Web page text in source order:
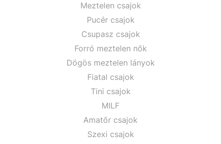
Meztelen csajok
Pucér csajok
Csupasz csajok
Forró meztelen nők
Dögös meztelen lányok
Fiatal csajok
Tini csajok
MILF
Amatőr csajok
Szexi csajok